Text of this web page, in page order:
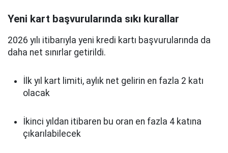
Yeni kart başvurularında sıkı kurallar
2026 yılı itibarıyla yeni kredi kartı başvurularında da
daha net sınırlar getirildi.
İlk yıl kart limiti, aylık net gelirin en fazla 2 katı
olacak
İkinci yıldan itibaren bu oran en fazla 4 katına
çıkarılabilecek